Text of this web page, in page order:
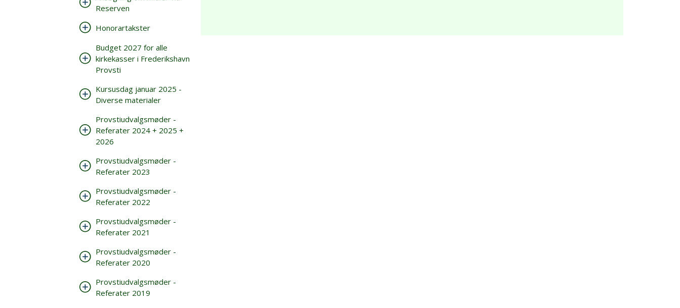
Reserven
Honorartakster
Budget 2027 for alle
kirkekasser i Frederikshavn
Provsti
Kursusdag januar 2025 -
Diverse materialer
Provstiudvalgsmøder -
Referater 2024 + 2025 +
2026
Provstiudvalgsmøder -
Referater 2023
Provstiudvalgsmøder -
Referater 2022
Provstiudvalgsmøder -
Referater 2021
Provstiudvalgsmøder -
Referater 2020
Provstiudvalgsmøder -
Referater 2019